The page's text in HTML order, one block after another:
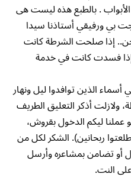
. بالطبع هذه ليست هى
بي ورفيقي أستاذنا سيدا
إذا صلحت الشرطة كانت
فسدت كانت في خدمة
الذين توافدوا ليل ونهار
ولازلت أذكر التعليق الطريف
عملنا ليكم الدخول بقروش،
ربحانين). الشكر لكل من
تضامن بمشاعره وأرسل
النت.